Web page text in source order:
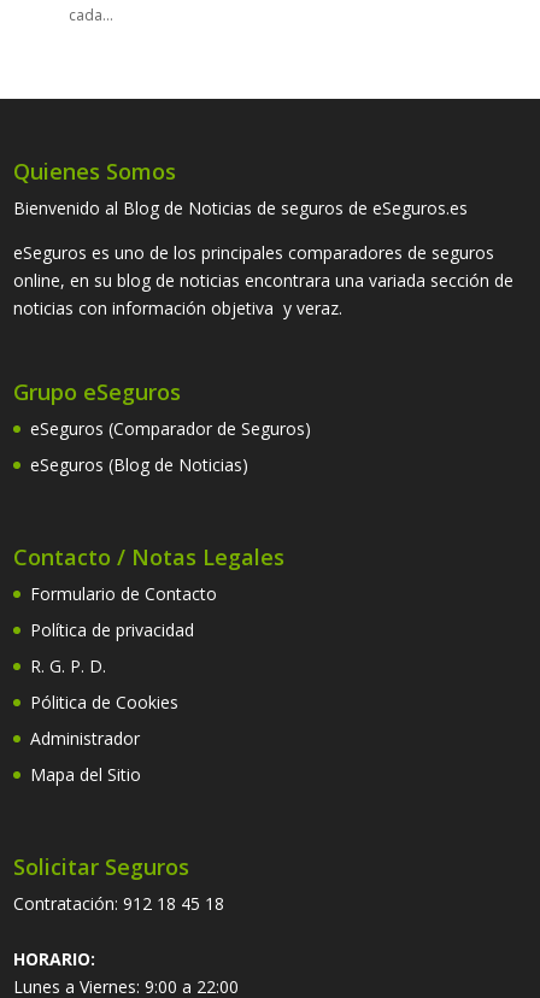
cada…
Quienes Somos
Bienvenido al Blog de Noticias de seguros de eSeguros.es
eSeguros es uno de los principales comparadores de seguros
online, en su blog de noticias encontrara una variada sección de
noticias con información objetiva y veraz.
Grupo eSeguros
eSeguros (Comparador de Seguros)
eSeguros (Blog de Noticias)
Contacto / Notas Legales
Formulario de Contacto
Política de privacidad
R. G. P. D.
Pólitica de Cookies
Administrador
Mapa del Sitio
Solicitar Seguros
Contratación:912 18 45 18
HORARIO:
Lunes a Viernes: 9:00 a 22:00